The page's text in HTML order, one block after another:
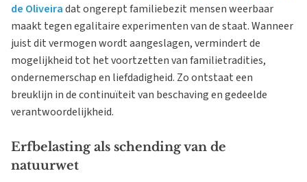
de Oliveiradat ongerept familiebezit mensen weerbaar
maakt tegen egalitaire experimenten van de staat. Wanneer
juist dit vermogen wordt aangeslagen, vermindert de
mogelijkheid tot het voortzetten van familietradities,
ondernemerschap en liefdadigheid. Zo ontstaat een
breuklijn in de continuïteit van beschaving en gedeelde
verantwoordelijkheid.
Erfbelasting als schending van de
natuurwet